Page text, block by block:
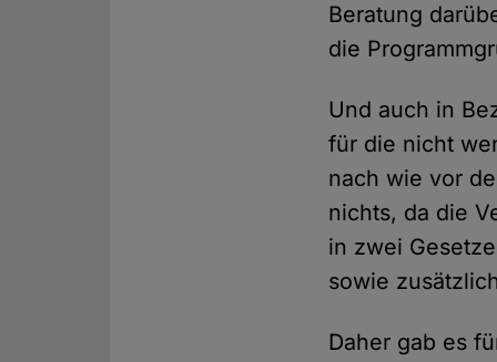
Beratung
die
Und auch in
für die nicht
nach wie vor
nichts, da die
in zwei
sowie
Daher gab es